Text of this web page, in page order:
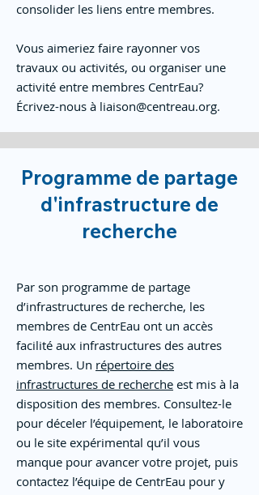
consolider les liens entre membres.
Vous aimeriez faire rayonner vos
travaux ou activités, ou organiser une
activité entre membres CentrEau?
Écrivez-nous à liaison@centreau.org.
Programme de partage
d'infrastructure de
recherche
Par son programme de partage
d’infrastructures de recherche, les
membres de CentrEau ont un accès
facilité aux infrastructures des autres
membres. Un répertoire des
infrastructures de recherche est mis à la
disposition des membres. Consultez-le
pour déceler l’équipement, le laboratoire
ou le site expérimental qu’il vous
manque pour avancer votre projet, puis
contactez l’équipe de CentrEau pour y